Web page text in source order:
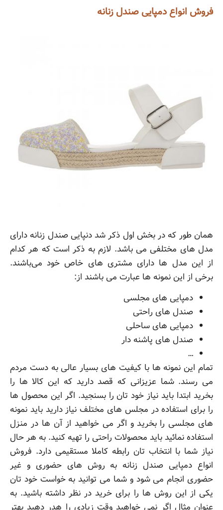
فروش انواع دمپایی صندل زنانه
همان طور که در بخش اول ذکر شد دنپایی صندل زنانه دارای
مدل های مختلفی می باشد. لازم به ذکر است که هر کدام
از این مدل ها دارای مشتری های خاص خود می‌باشند.
برخی از این نمونه ها عبارت می باشند از:
دمپایی های مجلسی
صندل های راحتی
دمپایی های ساحلی
صندل های پاشنه دار
…
تمام این نمونه ها با کیفیت های بسیار عالی به دست مردم
می رسند. شما عزیزانی که قصد دارید که این کالا ها را
بخرید ابتدا باید نیاز خود تان را بسنجید. اگر این محصول ها
را برای استفاده در مجلس های مختلف نیاز دارید باید نمونه
های مجلسی را بخرید و اگر می خواهید از آن ها در منزل
استفاده نمائید باید محصولات راحتی را تهیه کنید. به هر حال
نیاز شما با انتخاب تان رابطه کاملا مستقیمی دارد. فروش
انواع دمپایی صندل زنانه به روش های حضوری و غیر
حضوری انجام می شود و شما می توانید به خواست خود تان
یکی از این روش ها را برای خرید در نظر داشته باشید. به